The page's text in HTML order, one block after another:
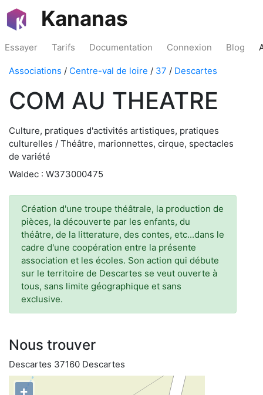
Kananas
Essayer Tarifs Documentation Connexion Blog
Associations / Centre-val de loire / 37 / Descartes
COM AU THEATRE
Culture, pratiques d'activités artistiques, pratiques
culturelles / Théâtre, marionnettes, cirque, spectacles
de variété
Waldec : W373000475
Création d'une troupe théâtrale, la production de
pièces, la découverte par les enfants, du
théâtre, de la litterature, des contes, etc...dans le
cadre d'une coopération entre la présente
association et les écoles. Son action qui débute
sur le territoire de Descartes se veut ouverte à
tous, sans limite géographique et sans
exclusive.
Nous trouver
Descartes 37160 Descartes
+